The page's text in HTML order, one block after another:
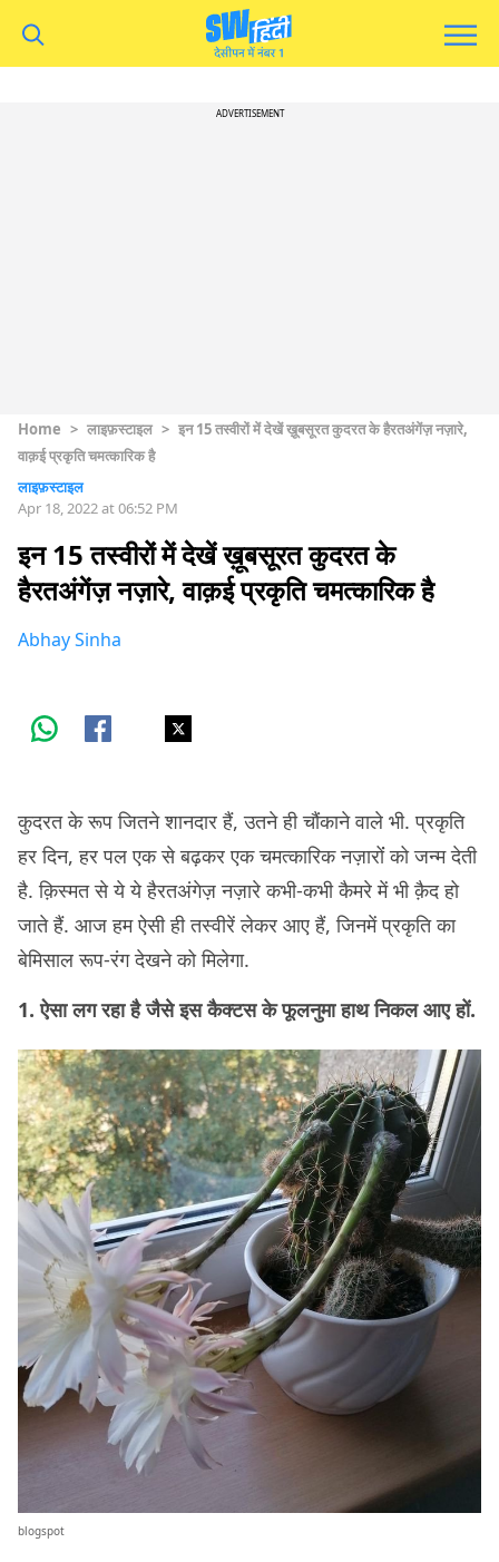
ADVERTISEMENT
Home > लाइफ़स्टाइल > इन 15 तस्वीरों में देखें ख़ूबसूरत कुदरत के हैरतअंगेंज़ नज़ारे,
वाक़ई प्रकृति चमत्कारिक है
लाइफ़स्टाइल
Apr 18, 2022 at 06:52 PM
इन 15 तस्वीरों में देखें ख़ूबसूरत कुदरत के
हैरतअंगेंज़ नज़ारे, वाक़ई प्रकृति चमत्कारिक है
Abhay Sinha
कुदरत के रूप जितने शानदार हैं, उतने ही चौंकाने वाले भी. प्रकृति
हर दिन, हर पल एक से बढ़कर एक चमत्कारिक नज़ारोंं को जन्म देती
है. क़िस्मत से ये ये हैरतअंगेज़ नज़ारे कभी-कभी कैमरे में भी क़ैद हो
जाते हैं. आज हम ऐसी ही तस्वीरें लेकर आए हैं, जिनमें प्रकृति का
बेमिसाल रूप-रंग देखने को मिलेगा.
1. ऐसा लग रहा है जैसे इस कैक्टस के फूलनुमा हाथ निकल आए हों.
blogspot